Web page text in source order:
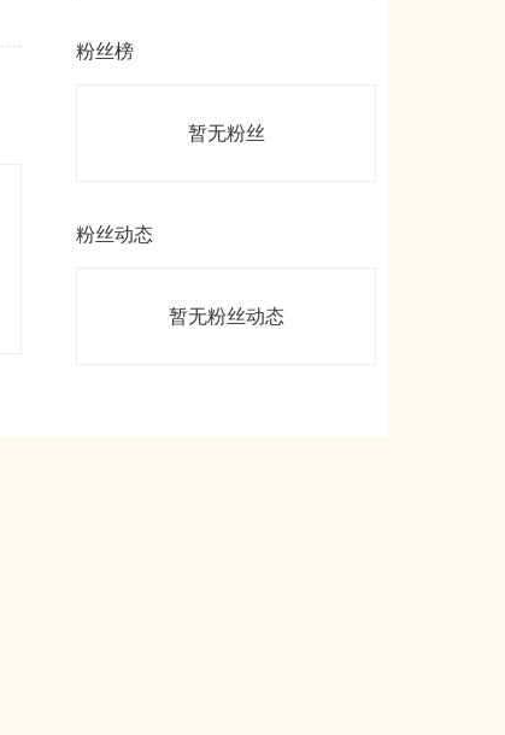
粉丝榜
暂无粉丝
粉丝动态
暂无粉丝动态